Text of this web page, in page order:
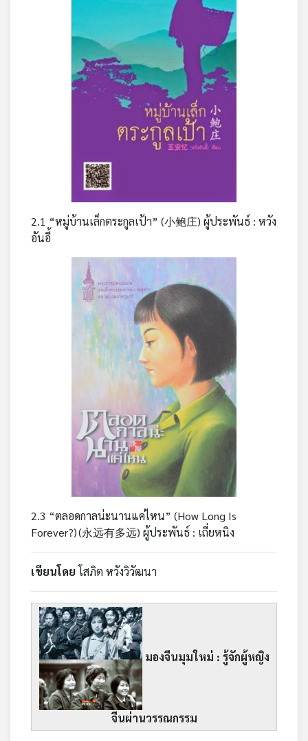
2.1 “หมู่บ้านเล็กตระกูลเป้า” (小鲍庄) ผู้ประพันธ์ : หวัง
อันอี้
2.3 “ตลอดกาลน่ะนานแค่ไหน” (How Long Is
Forever?) (永远有多远) ผู้ประพันธ์ : เถี่ยหนิง
เขียนโดย โสภิต หวังวิวัฒนา
มองจีนมุมใหม่ : รู้จักผู้หญิง
จีนผ่านวรรณกรรม